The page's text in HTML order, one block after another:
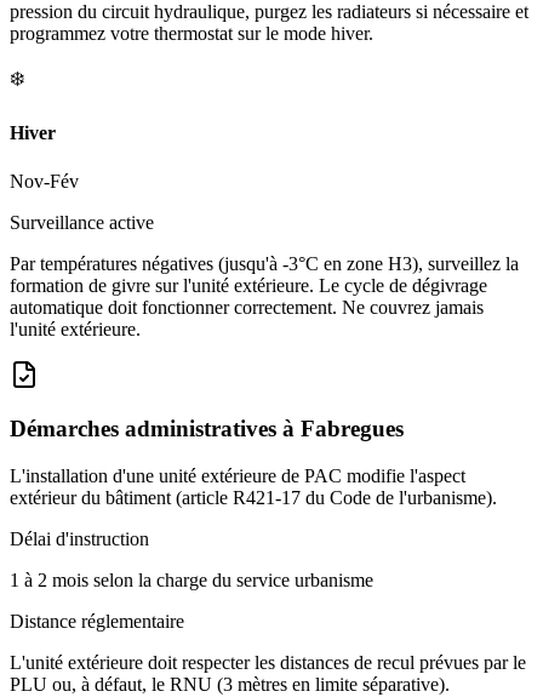
pression du circuit hydraulique, purgez les radiateurs si nécessaire et
programmez votre thermostat sur le mode hiver.
❄️
Hiver
Nov-Fév
Surveillance active
Par températures négatives (jusqu'à -3°C en zone H3), surveillez la
formation de givre sur l'unité extérieure. Le cycle de dégivrage
automatique doit fonctionner correctement. Ne couvrez jamais
l'unité extérieure.
Démarches administratives à Fabregues
L'installation d'une unité extérieure de PAC modifie l'aspect
extérieur du bâtiment (article R421-17 du Code de l'urbanisme).
Délai d'instruction
1 à 2 mois selon la charge du service urbanisme
Distance réglementaire
L'unité extérieure doit respecter les distances de recul prévues par le
PLU ou, à défaut, le RNU (3 mètres en limite séparative).